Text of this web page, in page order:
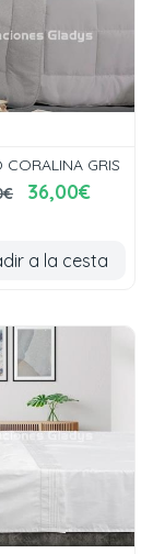
CORALINA GRIS
36,00€
a la cesta